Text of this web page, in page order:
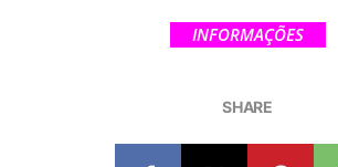
INFORMAÇÕES
SHARE